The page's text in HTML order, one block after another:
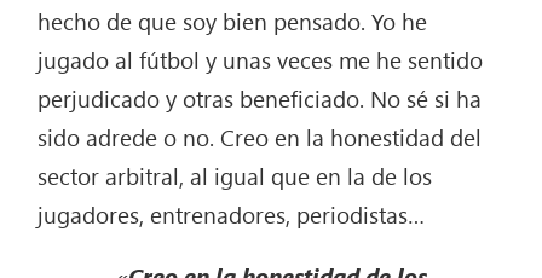
hecho de que soy bien pensado. Yo he
jugado al fútbol y unas veces me he sentido
perjudicado y otras beneficiado. No sé si ha
sido adrede o no. Creo en la honestidad del
sector arbitral, al igual que en la de los
jugadores, entrenadores, periodistas…